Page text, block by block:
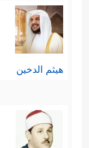
هيثم الدخين